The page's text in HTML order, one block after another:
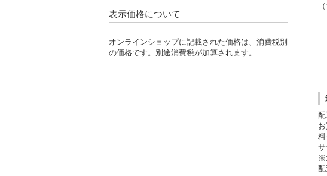
表示価格について
オンラインショップに記載された価格は、消費税別
の価格です。別途消費税が加算されます。
配
※
配